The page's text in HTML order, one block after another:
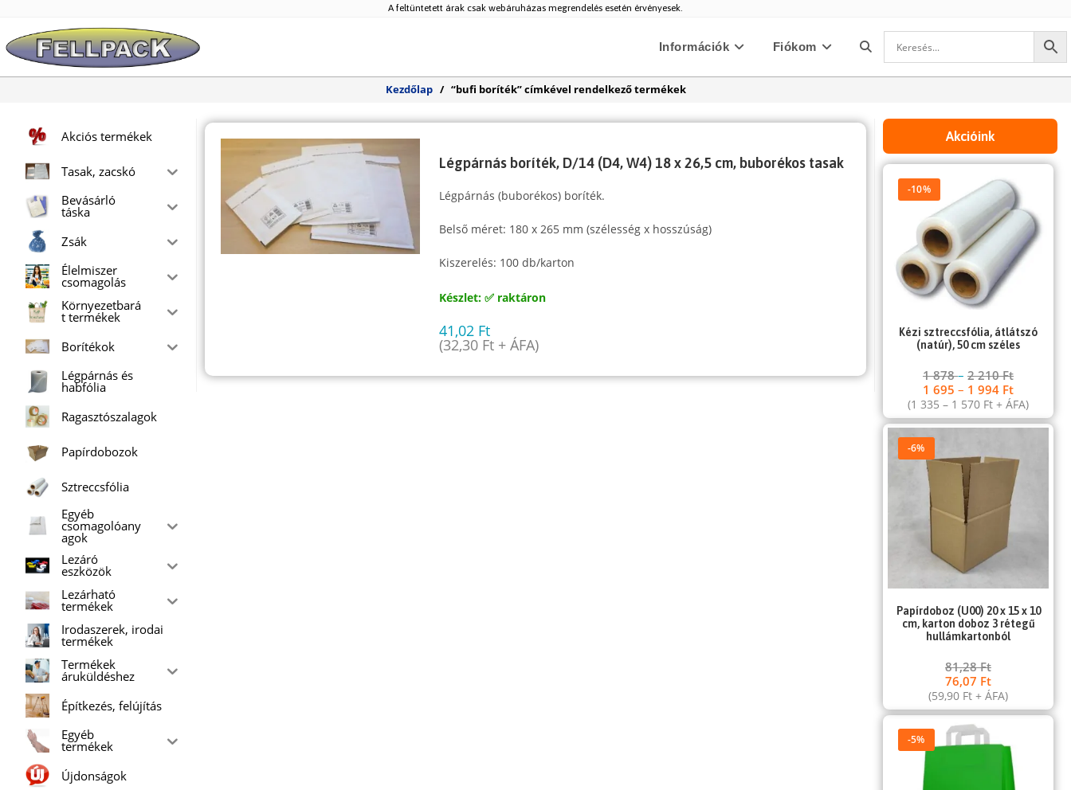
content
A feltüntetett árak csak webáruházas megrendelés esetén érvényesek.
Információk Fiókom Toggle
search
Kezdőlap / “bufi boríték” címkével rendelkező termékek
Légpárnás boríték, D/14 (D4, W4) 18 x 26,5 cm, buborékos tasak
Légpárnás (buborékos) boríték.
Belső méret: 180 x 265 mm (szélesség x hosszúság)
Kiszerelés: 100 db/karton
Készlet: ✅ raktáron
41,02 Ft
(32,30 Ft + ÁFA)
Akciós termékek
Tasak, zacskó
Bevásárló
táska
Zsák
Élelmiszer
csomagolás
Környezetbará
t termékek
Borítékok
Légpárnás és
habfólia
Ragasztószalagok
Papírdobozok
Sztreccsfólia
Egyéb
csomagolóany
agok
Lezáró
eszközök
Lezárható
termékek
Irodaszerek, irodai
termékek
Termékek
áruküldéshez
Építkezés, felújítás
Egyéb
termékek
Újdonságok
Akcióink
-10%
Kézi sztreccsfólia, átlátszó
(natúr), 50 cm széles
1 878–2 210Ft
1 695– 1 994 Ft
(1 335– 1 570 Ft + ÁFA)
-6%
Papírdoboz (U00) 20 x 15 x 10
cm, karton doboz 3 rétegű
hullámkartonból
81,28Ft
76,07 Ft
(59,90 Ft + ÁFA)
-5%